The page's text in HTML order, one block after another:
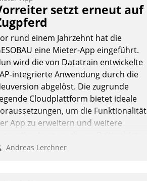
setzt erneut auf
rund einem Jahrzehnt hat die
eine Mieter-App eingeführt.
wird die von Datatrain entwickelte
integrierte Anwendung durch die
abgelöst. Die zugrunde
Cloudplattform bietet ideale
um die Funktionalität
App zu erweitern und weitere
SAP zu integrieren.
Andreas Lerchner